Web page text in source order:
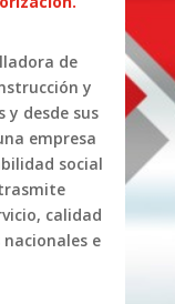
de
y
y desde sus
empresa
social
calidad
e